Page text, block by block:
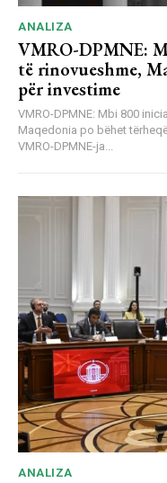
ANALIZA
VMRO-DPMNE:
të rinovueshme,
për investime
VMRO-DPMNE: Mbi 800
Maqedonia po bëhet
VMRO-DPMNE-ja...
ANALIZA